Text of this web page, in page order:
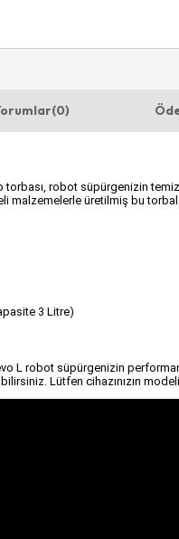
(0)
robot süpürgenizin
malzemelerle üretilmiş bu
3 Litre)
L robot süpürgenizin
Lütfen cihazınızın